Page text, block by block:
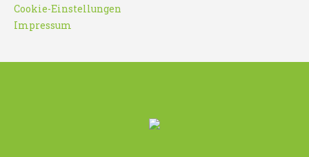
Cookie-Einstellungen
Impressum